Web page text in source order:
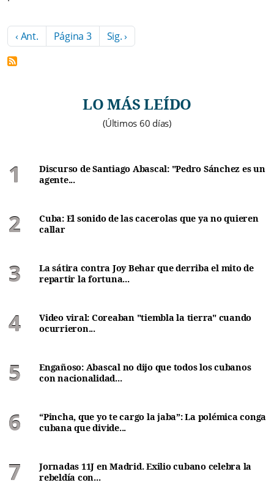
Paginación
Página anterior
‹ Ant. Página 3 Siguiente página
Sig. ›
LO MÁS LEÍDO
(Últimos 60 días)
Discurso de Santiago Abascal: "Pedro Sánchez es un
agente...
Cuba: El sonido de las cacerolas que ya no quieren
callar
La sátira contra Joy Behar que derriba el mito de
repartir la fortuna...
Video viral: Coreaban "tiembla la tierra" cuando
ocurrieron...
Engañoso: Abascal no dijo que todos los cubanos
con nacionalidad...
“Pincha, que yo te cargo la jaba”: La polémica conga
cubana que divide...
Jornadas 11J en Madrid. Exilio cubano celebra la
rebeldía con...